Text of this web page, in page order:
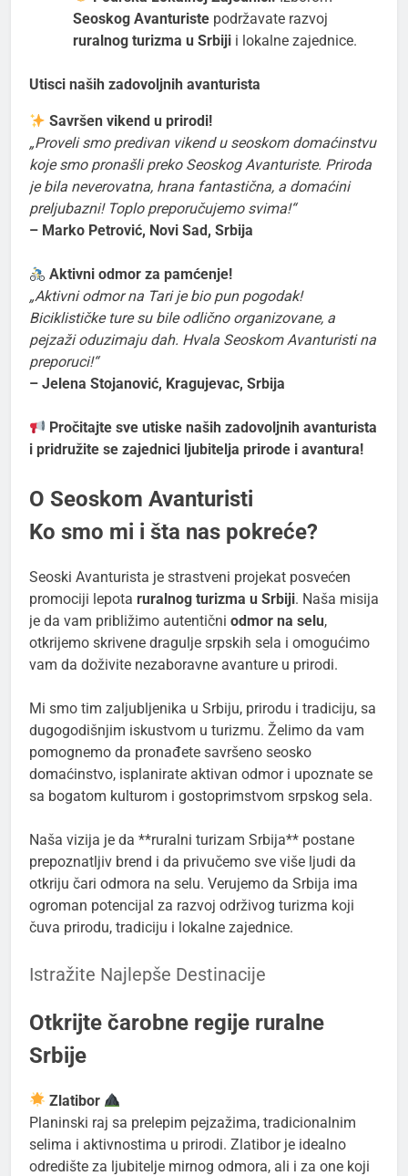
Seoskog Avanturiste podržavate razvoj
ruralnog turizma u Srbiji i lokalne zajednice.
Utisci naših zadovoljnih avanturista
Savršen vikend u prirodi!
„Proveli smo predivan vikend u seoskom domaćinstvu
koje smo pronašli preko Seoskog Avanturiste. Priroda
je bila neverovatna, hrana fantastična, a domaćini
preljubazni! Toplo preporučujemo svima!“
– Marko Petrović, Novi Sad, Srbija
Aktivni odmor za pamćenje!
„Aktivni odmor na Tari je bio pun pogodak!
Biciklističke ture su bile odlično organizovane, a
pejzaži oduzimaju dah. Hvala Seoskom Avanturisti na
preporuci!“
– Jelena Stojanović, Kragujevac, Srbija
Pročitajte sve utiske naših zadovoljnih avanturista
i pridružite se zajednici ljubitelja prirode i avantura!
O Seoskom Avanturisti
Ko smo mi i šta nas pokreće?
Seoski Avanturista je strastveni projekat posvećen
promociji lepota ruralnog turizma u Srbiji. Naša misija
je da vam približimo autentični odmor na selu,
otkrijemo skrivene dragulje srpskih sela i omogućimo
vam da doživite nezaboravne avanture u prirodi.
Mi smo tim zaljubljenika u Srbiju, prirodu i tradiciju, sa
dugogodišnjim iskustvom u turizmu. Želimo da vam
pomognemo da pronađete savršeno seosko
domaćinstvo, isplanirate aktivan odmor i upoznate se
sa bogatom kulturom i gostoprimstvom srpskog sela.
Naša vizija je da **ruralni turizam Srbija** postane
prepoznatljiv brend i da privučemo sve više ljudi da
otkriju čari odmora na selu. Verujemo da Srbija ima
ogroman potencijal za razvoj održivog turizma koji
čuva prirodu, tradiciju i lokalne zajednice.
Istražite Najlepše Destinacije
Otkrijte čarobne regije ruralne
Srbije
Zlatibor
Planinski raj sa prelepim pejzažima, tradicionalnim
selima i aktivnostima u prirodi. Zlatibor je idealno
odredište za ljubitelje mirnog odmora, ali i za one koji